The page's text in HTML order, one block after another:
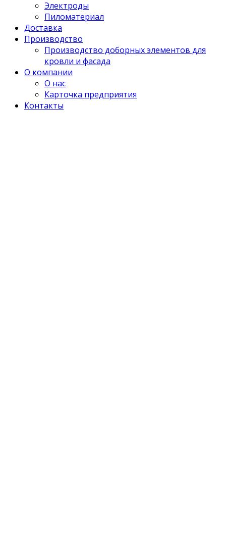
Электроды
Пиломатериал
Доставка
Производство
Производство доборных элементов для
кровли и фасада
О компании
О нас
Карточка предприятия
Контакты